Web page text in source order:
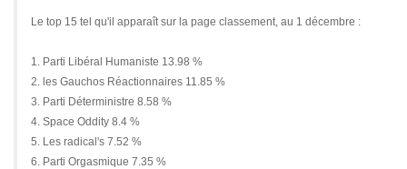
Le top 15 tel qu'il apparaît sur la page classement, au 1 décembre :
1. Parti Libéral Humaniste 13.98 %
2. les Gauchos Réactionnaires 11.85 %
3. Parti Déterministre 8.58 %
4. Space Oddity 8.4 %
5. Les radical's 7.52 %
6. Parti Orgasmique 7.35 %